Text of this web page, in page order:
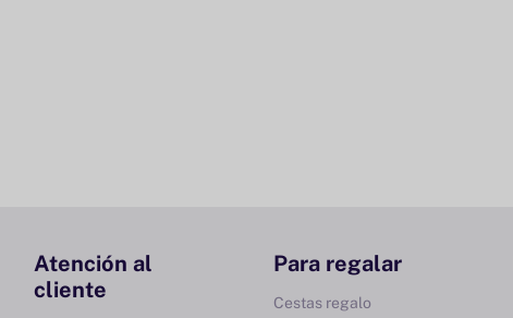
Atención al
cliente
Para regalar
Cestas regalo